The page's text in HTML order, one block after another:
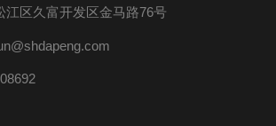
江区久富开发区金马路76号